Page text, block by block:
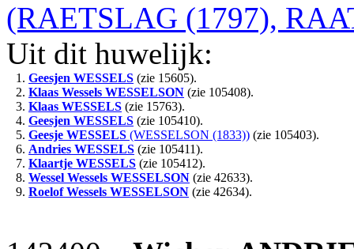
(RAETSLAG (1797),
Uit dit huwelijk:
1. Geesjen WESSELS (zie 15605).
2. Klaas Wessels WESSELSON (zie 105408).
3. Klaas WESSELS (zie 15763).
4. Geesjen WESSELS (zie 105410).
5. Geesje WESSELS (WESSELSON (1833)) (zie 105403).
6. Andries WESSELS (zie 105411).
7. Klaartje WESSELS (zie 105412).
8. Wessel Wessels WESSELSON (zie 42633).
9. Roelof Wessels WESSELSON (zie 42634).